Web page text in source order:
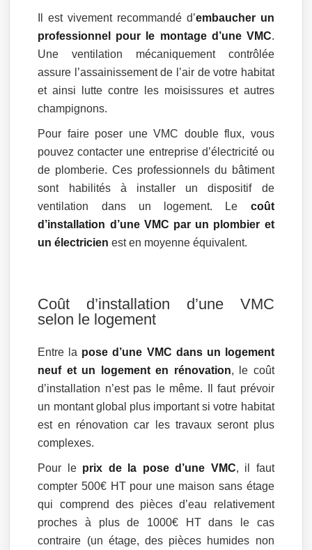
Il est vivement recommandé d’embaucher un
professionnel pour le montage d’une VMC.
Une ventilation mécaniquement contrôlée
assure l’assainissement de l’air de votre habitat
et ainsi lutte contre les moisissures et autres
champignons.
Pour faire poser une VMC double flux, vous
pouvez contacter une entreprise d’électricité ou
de plomberie. Ces professionnels du bâtiment
sont habilités à installer un dispositif de
ventilation dans un logement. Le coût
d’installation d’une VMC par un plombier et
un électricien est en moyenne équivalent.
Coût d’installation d’une VMC
selon le logement
Entre la pose d’une VMC dans un logement
neuf et un logement en rénovation, le coût
d’installation n’est pas le même. Il faut prévoir
un montant global plus important si votre habitat
est en rénovation car les travaux seront plus
complexes.
Pour le prix de la pose d’une VMC, il faut
compter 500€ HT pour une maison sans étage
qui comprend des pièces d’eau relativement
proches à plus de 1000€ HT dans le cas
contraire (un étage, des pièces humides non